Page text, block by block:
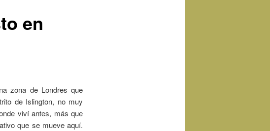
en
zona de Londres que
de Islington, no muy
viví antes, más que
que se mueve aquí.